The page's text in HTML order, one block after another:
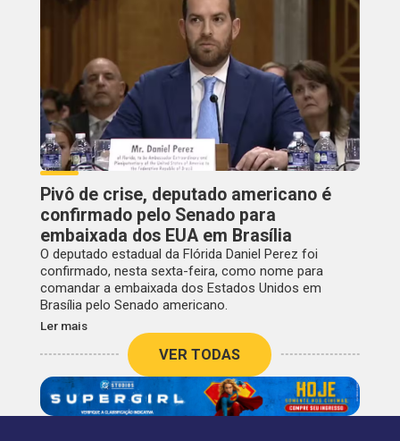
Pivô de crise, deputado americano é
confirmado pelo Senado para
embaixada dos EUA em Brasília
O deputado estadual da Flórida Daniel Perez foi
confirmado, nesta sexta-feira, como nome para
comandar a embaixada dos Estados Unidos em
Brasília pelo Senado americano.
Ler mais
VER TODAS